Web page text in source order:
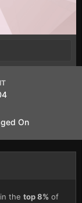
On
the top 8% of